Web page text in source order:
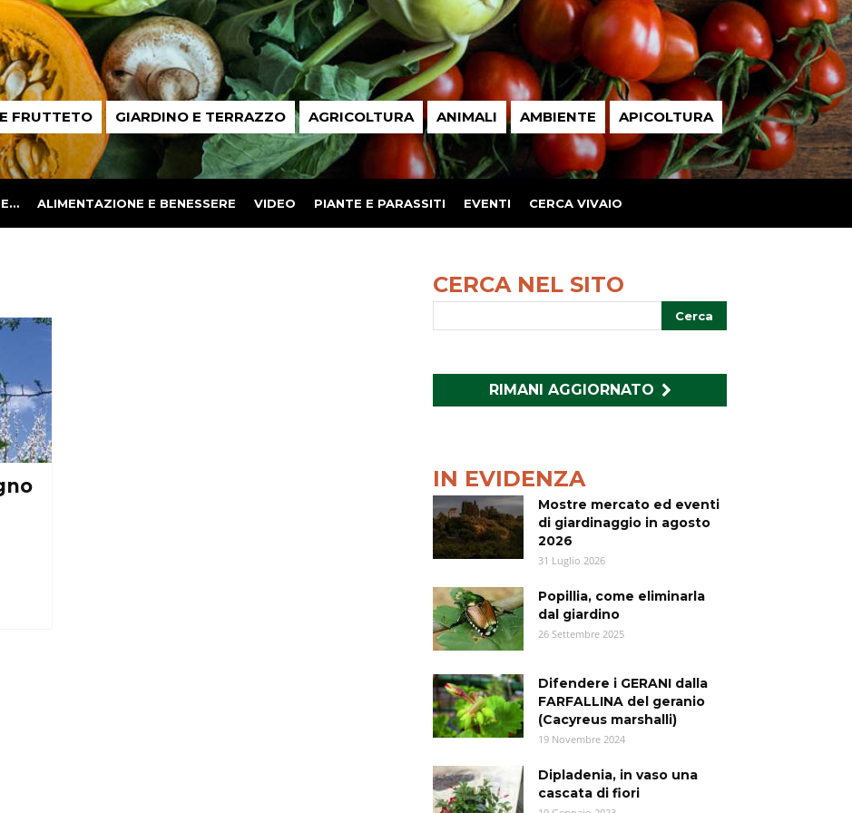
FRUTTETO GIARDINO E TERRAZZO AGRICOLTURA ANIMALI AMBIENTE APICOLTURA
ALIMENTAZIONE E BENESSERE VIDEO PIANTE E PARASSITI EVENTI CERCA VIVAIO
CERCA NEL SITO
RIMANI AGGIORNATO
IN EVIDENZA
Mostre mercato ed eventi
di giardinaggio in agosto
2026
31 Luglio 2026
Popillia, come eliminarla
dal giardino
26 Settembre 2025
Difendere i GERANI dalla
FARFALLINA del geranio
(Cacyreus marshalli)
19 Novembre 2024
Dipladenia, in vaso una
cascata di fiori